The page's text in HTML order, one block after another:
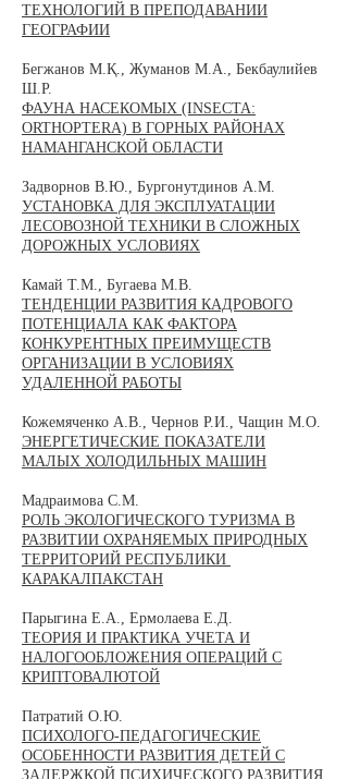
ТЕХНОЛОГИЙ В ПРЕПОДАВАНИИ
ГЕОГРАФИИ
Бегжанов М.Қ., Жуманов М.А., Бекбаулийев
Ш.Р.
ФАУНА НАСЕКОМЫХ (INSECTA:
ORTHOPTERA) В ГОРНЫХ РАЙОНАХ
НАМАНГАНСКОЙ ОБЛАСТИ
Задворнов В.Ю., Бургонутдинов А.М.
УСТАНОВКА ДЛЯ ЭКСПЛУАТАЦИИ
ЛЕСОВОЗНОЙ ТЕХНИКИ В СЛОЖНЫХ
ДОРОЖНЫХ УСЛОВИЯХ
Камай Т.М., Бугаева М.В.
ТЕНДЕНЦИИ РАЗВИТИЯ КАДРОВОГО
ПОТЕНЦИАЛА КАК ФАКТОРА
КОНКУРЕНТНЫХ ПРЕИМУЩЕСТВ
ОРГАНИЗАЦИИ В УСЛОВИЯХ
УДАЛЕННОЙ РАБОТЫ
Кожемяченко А.В., Чернов Р.И., Чащин М.О.
ЭНЕРГЕТИЧЕСКИЕ ПОКАЗАТЕЛИ
МАЛЫХ ХОЛОДИЛЬНЫХ МАШИН
Мадраимова С.М.
РОЛЬ ЭКОЛОГИЧЕСКОГО ТУРИЗМА В
РАЗВИТИИ ОХРАНЯЕМЫХ ПРИРОДНЫХ
ТЕРРИТОРИЙ РЕСПУБЛИКИ
КАРАКАЛПАКСТАН
Парыгина Е.А., Ермолаева Е.Д.
ТЕОРИЯ И ПРАКТИКА УЧЕТА И
НАЛОГООБЛОЖЕНИЯ ОПЕРАЦИЙ С
КРИПТОВАЛЮТОЙ
Патратий О.Ю.
ПСИХОЛОГО-ПЕДАГОГИЧЕСКИЕ
ОСОБЕННОСТИ РАЗВИТИЯ ДЕТЕЙ С
ЗАДЕРЖКОЙ ПСИХИЧЕСКОГО РАЗВИТИЯ